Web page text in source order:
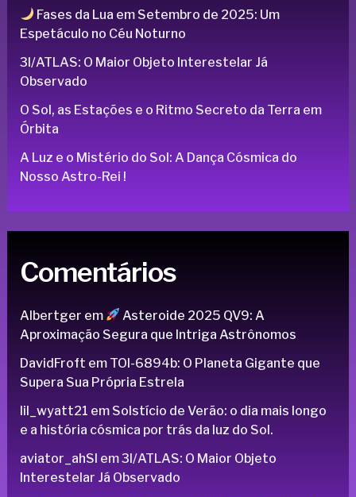
Fases da Lua em Setembro de 2025: Um
Espetáculo no Céu Noturno
3I/ATLAS: O Maior Objeto Interestelar Já
Observado
O Sol, as Estações e o Ritmo Secreto da Terra em
Órbita
A Luz e o Mistério do Sol: A Dança Cósmica do
Nosso Astro-Rei !
Comentários
Albertger em
Asteroide 2025 QV9: A
Aproximação Segura que Intriga Astrônomos
DavidFroft em TOI-6894b: O Planeta Gigante que
Supera Sua Própria Estrela
lil_wyatt21 em Solstício de Verão: o dia mais longo
e a história cósmica por trás da luz do Sol.
aviator_ahSl em3I/ATLAS: O Maior Objeto
Interestelar Já Observado